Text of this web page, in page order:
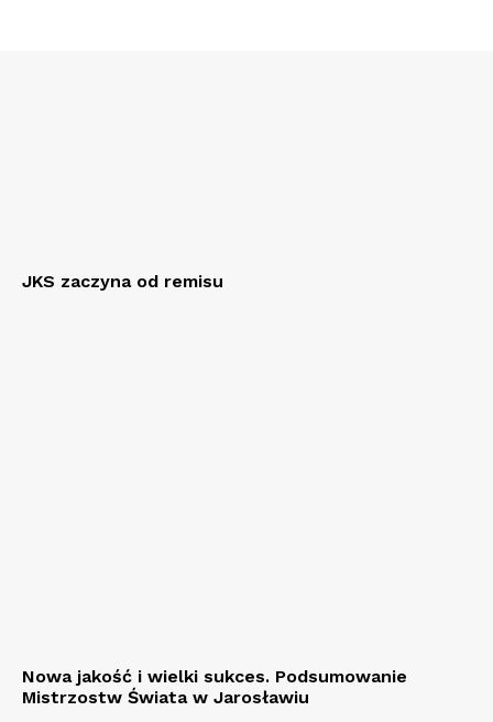
JKS zaczyna od remisu
Nowa jakość i wielki sukces. Podsumowanie
Mistrzostw Świata w Jarosławiu